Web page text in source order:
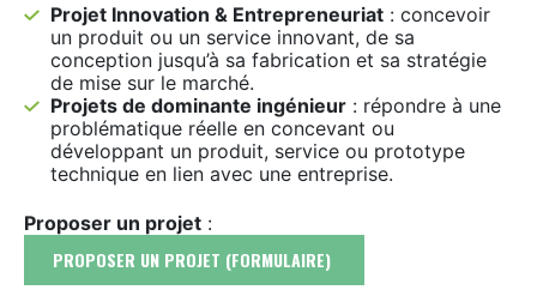
Projet Innovation & Entrepreneuriat : concevoir
un produit ou un service innovant, de sa
conception jusqu’à sa fabrication et sa stratégie
de mise sur le marché.
Projets de dominante ingénieur : répondre à une
problématique réelle en concevant ou
développant un produit, service ou prototype
technique en lien avec une entreprise.
Proposer un projet :
PROPOSER UN PROJET (FORMULAIRE)